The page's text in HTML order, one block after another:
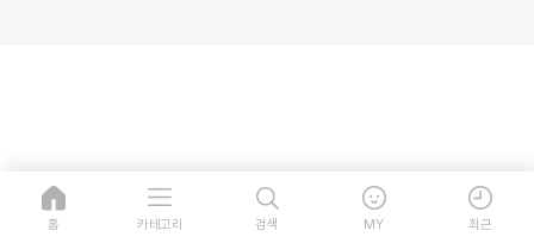
홈 카테고리 검색 MY 최근